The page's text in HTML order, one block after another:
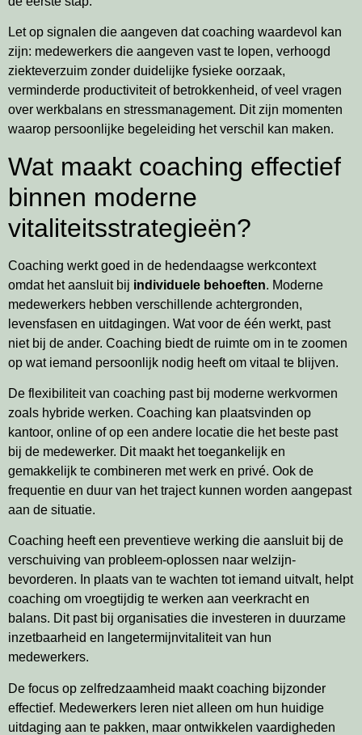
Let op signalen die aangeven dat coaching waardevol kan
zijn: medewerkers die aangeven vast te lopen, verhoogd
ziekteverzuim zonder duidelijke fysieke oorzaak,
verminderde productiviteit of betrokkenheid, of veel vragen
over werkbalans en stressmanagement. Dit zijn momenten
waarop persoonlijke begeleiding het verschil kan maken.
Wat maakt coaching effectief
binnen moderne
vitaliteitsstrategieën?
Coaching werkt goed in de hedendaagse werkcontext
omdat het aansluit bij individuele behoeften. Moderne
medewerkers hebben verschillende achtergronden,
levensfasen en uitdagingen. Wat voor de één werkt, past
niet bij de ander. Coaching biedt de ruimte om in te zoomen
op wat iemand persoonlijk nodig heeft om vitaal te blijven.
De flexibiliteit van coaching past bij moderne werkvormen
zoals hybride werken. Coaching kan plaatsvinden op
kantoor, online of op een andere locatie die het beste past
bij de medewerker. Dit maakt het toegankelijk en
gemakkelijk te combineren met werk en privé. Ook de
frequentie en duur van het traject kunnen worden aangepast
aan de situatie.
Coaching heeft een preventieve werking die aansluit bij de
verschuiving van probleem-oplossen naar welzijn-
bevorderen. In plaats van te wachten tot iemand uitvalt, helpt
coaching om vroegtijdig te werken aan veerkracht en
balans. Dit past bij organisaties die investeren in duurzame
inzetbaarheid en langetermijnvitaliteit van hun
medewerkers.
De focus op zelfredzaamheid maakt coaching bijzonder
effectief. Medewerkers leren niet alleen om hun huidige
uitdaging aan te pakken, maar ontwikkelen vaardigheden